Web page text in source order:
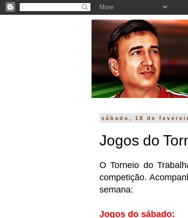
sábado, 18 de
Jogos do
O Torneio do
competição.
semana:
Jogos do sábado: